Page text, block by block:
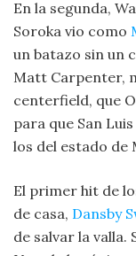
En la segunda,
Soroka vio como
un batazo sin un
Matt Carpenter,
centerfield, que
para que San
los del estado de
El primer hit de
de casa, Dansby
de salvar la